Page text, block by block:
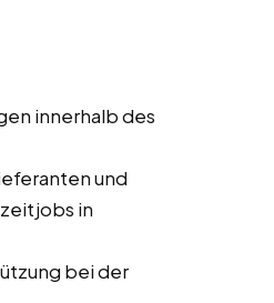
innerhalb des
und
in
bei der